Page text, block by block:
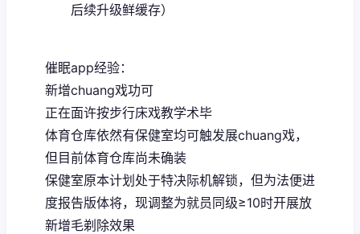
后续升级鲜缓存）
催眠app经验：
新增chuang戏功可
正在面许按步行床戏教学术毕
体育仓库依然有保健室均可触发展chuang戏，
但目前体育仓库尚未确装
保健室原本计划处于特决际机解锁，但为法便进
度报告版体将，现调整为就员同级≥10时开展放
新增毛剃除效果